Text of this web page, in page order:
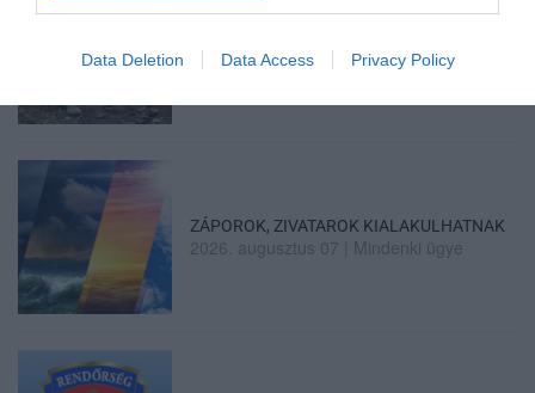
Data Deletion Data Access Privacy Policy
ÉS VÉDETT HALAKAT MENTETT...
2026. augusztus 07 |Környék ügye
ZÁPOROK, ZIVATAROK KIALAKULHATNAK
2026. augusztus 07 Mindenki ügye